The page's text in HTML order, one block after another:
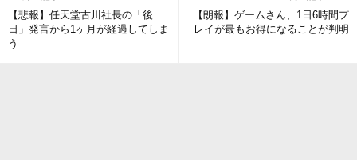
【悲報】任天堂古川社長の「後
日」発言から1ヶ月が経過してしま
う
【朗報】ゲームさん、1日6時間プ
レイが最もお得になることが判明